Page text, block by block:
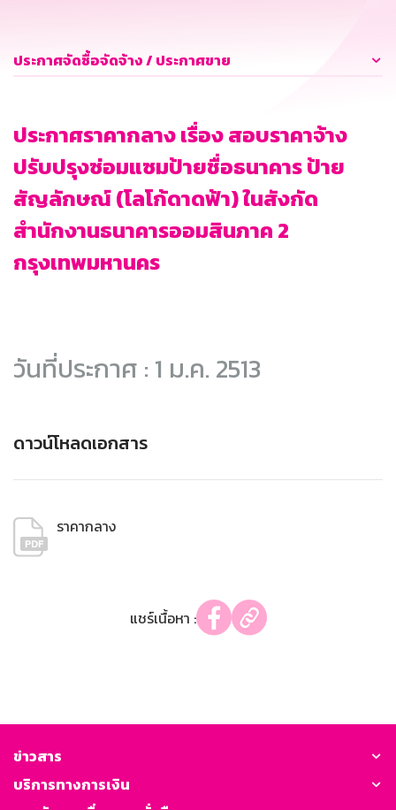
ประกาศจัดซื้อจัดจ้าง / ประกาศขาย
ประกาศราคากลาง เรื่อง สอบราคาจ้าง
ปรับปรุงซ่อมแซมป้ายชื่อธนาคาร ป้าย
สัญลักษณ์ (โลโก้ดาดฟ้า) ในสังกัด
สำนักงานธนาคารออมสินภาค 2
กรุงเทพมหานคร
วันที่ประกาศ : 1 ม.ค. 2513
ดาวน์โหลดเอกสาร
ราคากลาง
แชร์เนื้อหา :
ข่าวสาร
บริการทางการเงิน